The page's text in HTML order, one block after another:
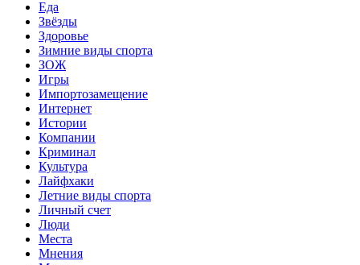
Еда
Звёзды
Здоровье
Зимние виды спорта
ЗОЖ
Игры
Импортозамещение
Интернет
Истории
Компании
Криминал
Культура
Лайфхаки
Летние виды спорта
Личный счет
Люди
Места
Мнения